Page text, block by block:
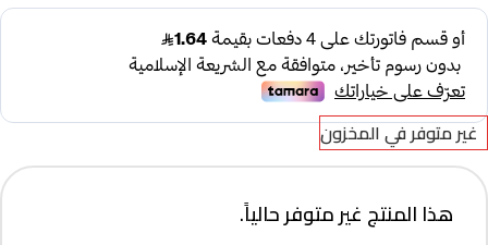
غير متوفر في المخزون
هذا المنتج غير متوفر حالياً.